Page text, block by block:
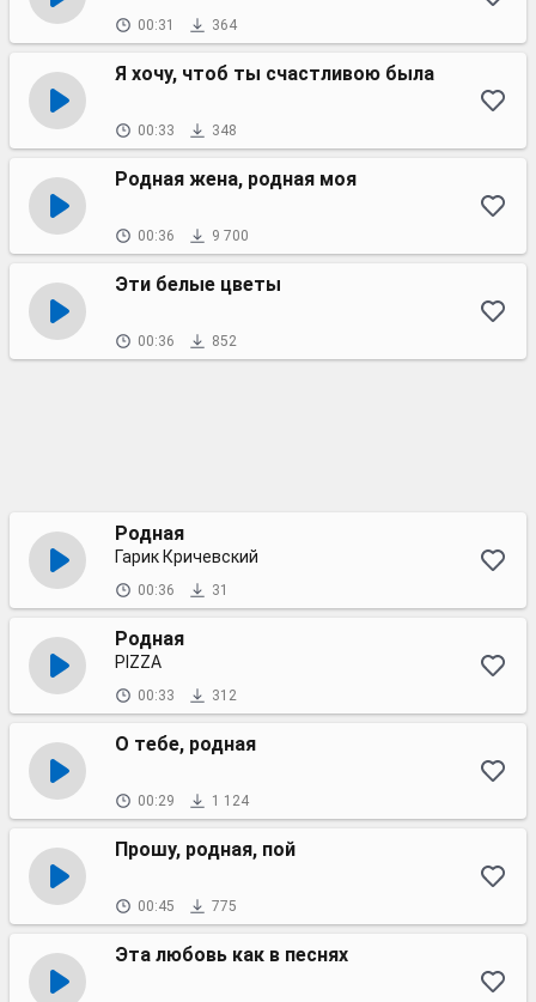
00:31 364
Я хочу, чтоб ты счастливою была
00:33 348
Родная жена, родная моя
00:36 9 700
Эти белые цветы
00:36 852
Родная
Гарик Кричевский
00:36 31
Родная
PIZZA
00:33 312
О тебе, родная
00:29 1 124
Прошу, родная, пой
00:45 775
Эта любовь как в песнях